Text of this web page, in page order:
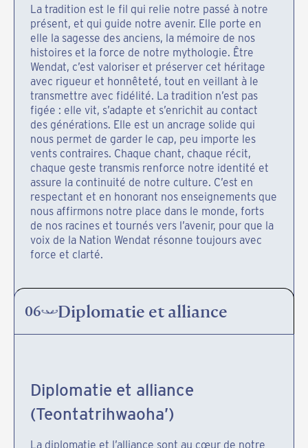
La tradition est le fil qui relie notre passé à notre
présent, et qui guide notre avenir. Elle porte en
elle la sagesse des anciens, la mémoire de nos
histoires et la force de notre mythologie. Être
Wendat, c’est valoriser et préserver cet héritage
avec rigueur et honnêteté, tout en veillant à le
transmettre avec fidélité. La tradition n’est pas
figée : elle vit, s’adapte et s’enrichit au contact
des générations. Elle est un ancrage solide qui
nous permet de garder le cap, peu importe les
vents contraires. Chaque chant, chaque récit,
chaque geste transmis renforce notre identité et
assure la continuité de notre culture. C’est en
respectant et en honorant nos enseignements que
nous affirmons notre place dans le monde, forts
de nos racines et tournés vers l’avenir, pour que la
voix de la Nation Wendat résonne toujours avec
force et clarté.
Diplomatie et alliance
06
Diplomatie et alliance
(Teontatrihwaoha’)
La diplomatie et l’alliance sont au cœur de notre